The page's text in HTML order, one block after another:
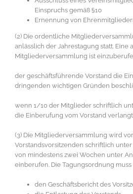
Einspruchs gemäß §10
Ernennung von
(2) Die ordentliche
anlässlich der Jahrestagung statt. Eine
Mitgliederversammlung ist
der geschäftsführende Vorstand die
dringenden wichtigen Gründen
wenn 1/10 der Mitglieder schriftlich
die Einberufung vom Vorstand verlangt
(3) Die Mitgliederversammlung wird
Vorstandsvorsitzenden schriftlich
von mindestens zwei Wochen unter
einberufen. Die Tagungsordnung
den Geschäftsbericht des